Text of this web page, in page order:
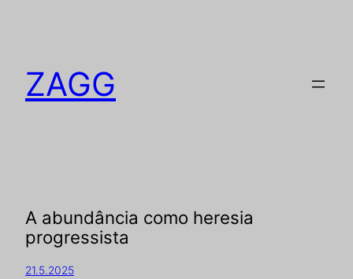
ZAGG
A abundância como heresia
progressista
21.5.2025